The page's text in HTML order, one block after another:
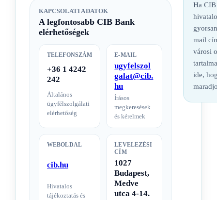
KAPCSOLATI ADATOK
A legfontosabb CIB Bank
elérhetőségek
TELEFONSZÁM
+36 1 4242
242
Általános
ügyfélszolgálati
elérhetőség
E-MAIL
ugyfelszol
galat@cib.
hu
Írásos
megkeresések
és kérelmek
WEBOLDAL
cib.hu
Hivatalos
tájékoztatás és
LEVELEZÉSI
CÍM
1027
Budapest,
Medve
utca 4-14.
Ha
mail
városi
ide,